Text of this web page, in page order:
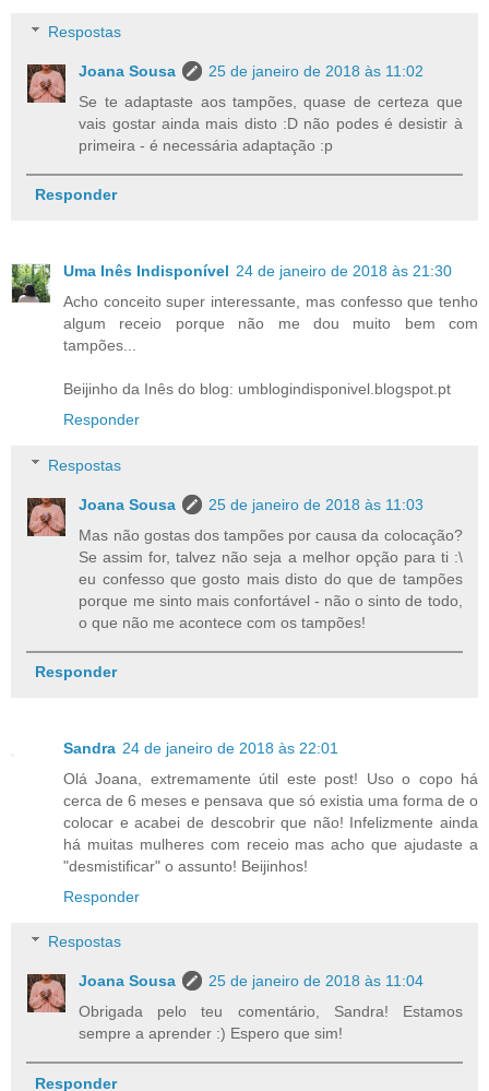
Respostas
Joana Sousa
25 de janeiro de 2018 às 11:02
Se te adaptaste aos tampões, quase de certeza que
vais gostar ainda mais disto :D não podes é desistir à
primeira - é necessária adaptação :p
Responder
Uma Inês Indisponível 24 de janeiro de 2018 às 21:30
Acho conceito super interessante, mas confesso que tenho
algum receio porque não me dou muito bem com
tampões...
Beijinho da Inês do blog: umblogindisponivel.blogspot.pt
Responder
Respostas
Joana Sousa
25 de janeiro de 2018 às 11:03
Mas não gostas dos tampões por causa da colocação?
Se assim for, talvez não seja a melhor opção para ti :\
eu confesso que gosto mais disto do que de tampões
porque me sinto mais confortável - não o sinto de todo,
o que não me acontece com os tampões!
Responder
Sandra 24 de janeiro de 2018 às 22:01
Olá Joana, extremamente útil este post! Uso o copo há
cerca de 6 meses e pensava que só existia uma forma de o
colocar e acabei de descobrir que não! Infelizmente ainda
há muitas mulheres com receio mas acho que ajudaste a
"desmistificar" o assunto! Beijinhos!
Responder
Respostas
Joana Sousa
25 de janeiro de 2018 às 11:04
Obrigada pelo teu comentário, Sandra! Estamos
sempre a aprender :) Espero que sim!
Responder